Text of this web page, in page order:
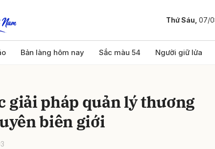
Thứ Sáu, 07/
Bản làng hôm nay Sắc màu 54 Người giữ lửa
giải pháp quản lý thương
biên giới
bình luận